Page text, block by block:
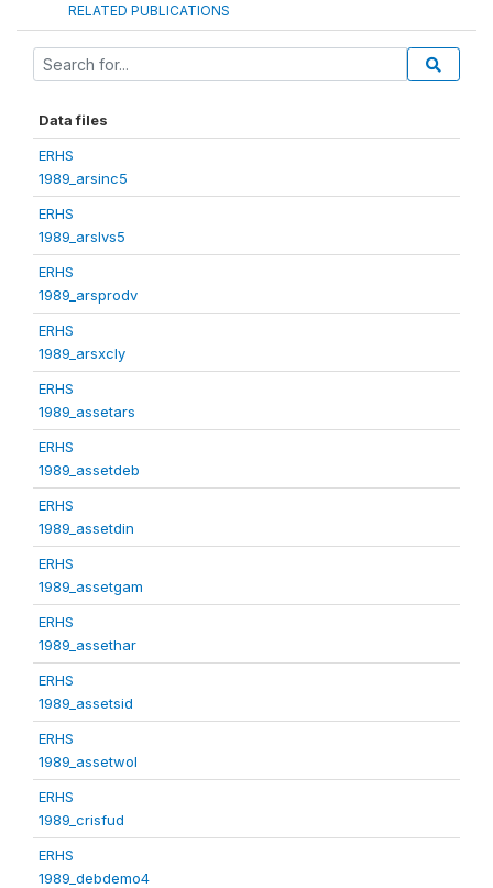
RELATED PUBLICATIONS
Data files
ERHS
1989_arsinc5
ERHS
1989_arslvs5
ERHS
1989_arsprodv
ERHS
1989_arsxcly
ERHS
1989_assetars
ERHS
1989_assetdeb
ERHS
1989_assetdin
ERHS
1989_assetgam
ERHS
1989_assethar
ERHS
1989_assetsid
ERHS
1989_assetwol
ERHS
1989_crisfud
ERHS
1989_debdemo4